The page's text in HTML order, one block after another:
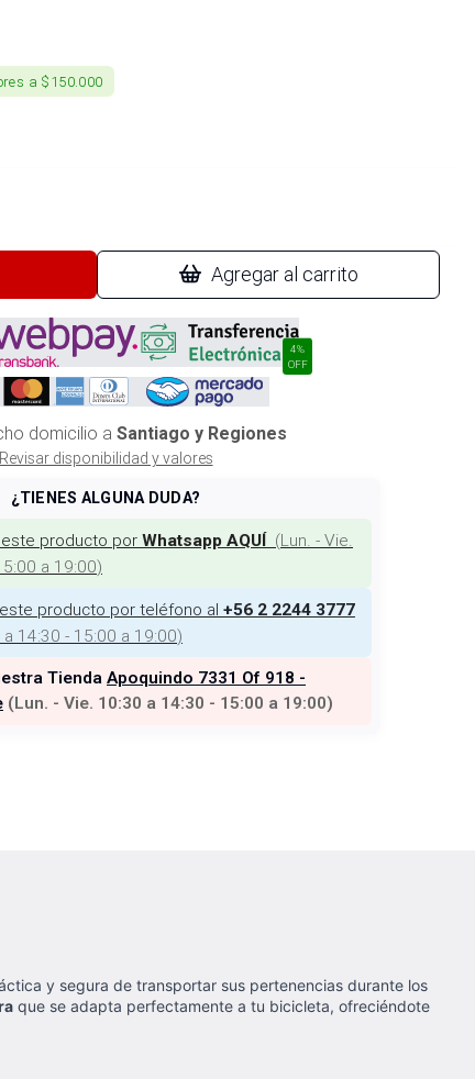
a $150.000
Agregar al carrito
4%
OFF
domicilio a Santiago y Regiones
Revisar disponibilidad y valores
¿TIENES ALGUNA DUDA?
producto por Whatsapp AQUÍ (Lun. - Vie.
a 19:00)
producto por teléfono al +56 2 2244 3777
14:30 - 15:00 a 19:00)
Tienda Apoquindo 7331 Of 918 -
(Lun. - Vie. 10:30 a 14:30 - 15:00 a 19:00)
y segura de transportar sus pertenencias durante los
que se adapta perfectamente a tu bicicleta, ofreciéndote